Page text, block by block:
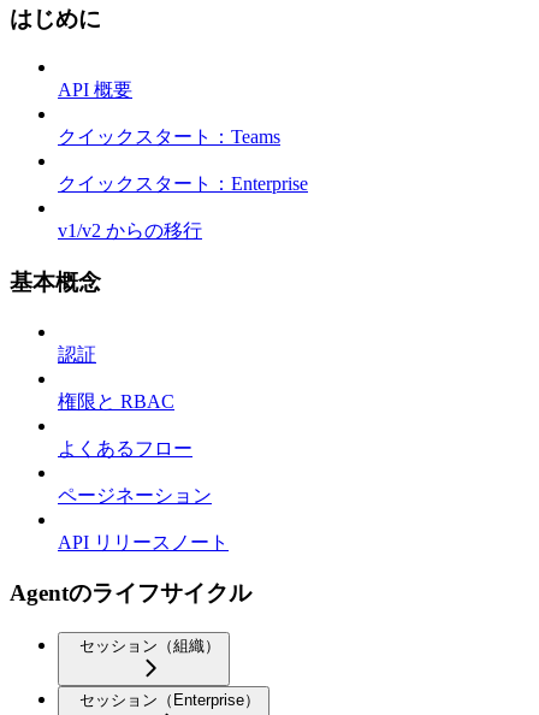
はじめに
API 概要
クイックスタート：Teams
クイックスタート：Enterprise
v1/v2 からの移行
基本概念
認証
権限と RBAC
よくあるフロー
ページネーション
API リリースノート
Agentのライフサイクル
セッション（組織）
セッション（Enterprise）